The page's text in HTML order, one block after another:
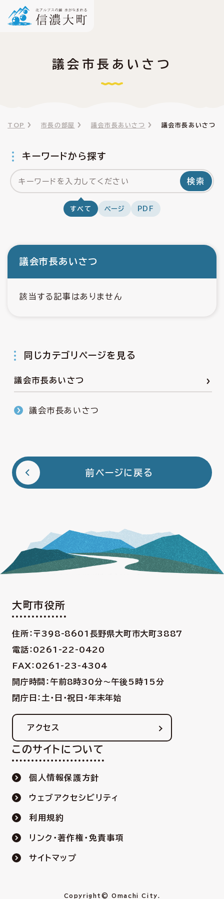
議会市長あいさつ
TOP 市長の部屋 議会市長あいさつ 議会市長あいさつ
キーワードから探す
検索
すべて ページ PDF
議会市長あいさつ
該当する記事はありません
同じカテゴリページを見る
議会市長あいさつ
議会市長あいさつ
前ページに戻る
大町市役所
住所：〒398-8601 長野県大町市大町3887
電話：0261-22-0420
FAX：0261-23-4304
開庁時間：午前8時30分〜午後5時15分
閉庁日：土・日・祝日・年末年始
アクセス
このサイトについて
個人情報保護方針
ウェブアクセシビリティ
利用規約
リンク・著作権・免責事項
サイトマップ
Copyright© Omachi City.